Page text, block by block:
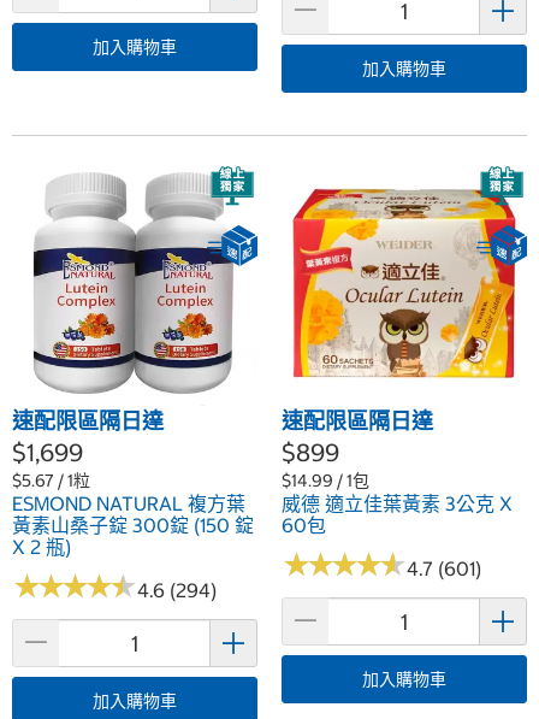
加入購物車
加入購物車
速配限區隔日達
$1,699
$5.67 / 1粒
ESMOND NATURAL 複方葉
黃素山桑子錠 300錠 (150 錠
X 2 瓶)
★★★★★
★★★★★4.6 (294)
加入購物車
速配限區隔日達
$899
$14.99 / 1包
威德 適立佳葉黃素 3公克 X
60包
★★★★★
★★★★★4.7 (601)
加入購物車